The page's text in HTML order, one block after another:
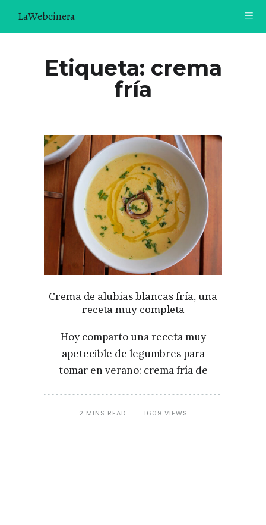
LaWebcinera
SOBRE MÍ
¿TE GUSTARÍA UNIRTE A NUESTRA AVENTURA GASTRON
ÓMICA?
ÚNETE A LA NEWSLETTER
RECOMENDACIONES
Etiqueta: crema
fría
Crema de alubias blancas fría, una
receta muy completa
Hoy comparto una receta muy
apetecible de legumbres para
tomar en verano: crema fría de
2 MINS READ 1609 VIEWS